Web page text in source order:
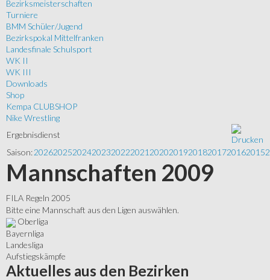
Bezirksmeisterschaften
Turniere
BMM Schüler/Jugend
Bezirkspokal Mittelfranken
Landesfinale Schulsport
WK II
WK III
Downloads
Shop
Kempa CLUBSHOP
Nike Wrestling
Ergebnisdienst
Saison:202620252024202320222021 202020192018201720162015
Mannschaften 2009
FILA Regeln 2005
Bitte eine Mannschaft aus den Ligen auswählen.
Oberliga
Bayernliga
Landesliga
Aufstiegskämpfe
Aktuelles aus den Bezirken